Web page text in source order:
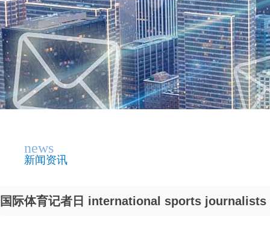
news
新闻资讯
国际体育记者日 international sports journalists